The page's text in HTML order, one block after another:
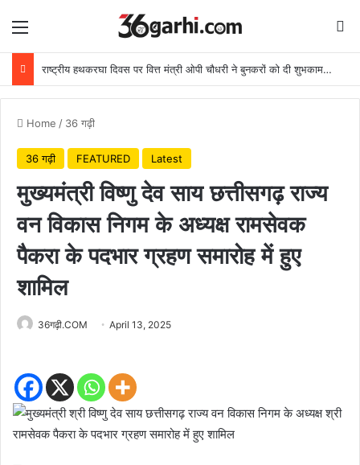
Menu
राष्ट्रीय हथकरघा दिवस पर वित्त मंत्री ओपी चौधरी ने बुनकरों को दी शुभकामनाएं
Home / 36 गढ़ी
36 गढ़ी FEATURED Latest
मुख्यमंत्री विष्णु देव साय छत्तीसगढ़ राज्य
वन विकास निगम के अध्यक्ष रामसेवक
पैकरा के पदभार ग्रहण समारोह में हुए
शामिल
36गढ़ी.COM April 13, 2025